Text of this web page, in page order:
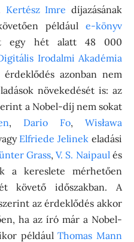
Kertész Imre díjazásának
például e-könyv
egy hét alatt 48 000
Irodalmi Akadémia
azonban nem
növekedését is: az
a Nobel-díj nem sokat
, Dario Fo, Wisława
Elfriede Jelinek eladási
Grass,V. S. Naipaul és
a kereslete mérhetően
követő időszakban. A
az érdeklődés akkor
ha az író már a Nobel-
példáulThomas Mann